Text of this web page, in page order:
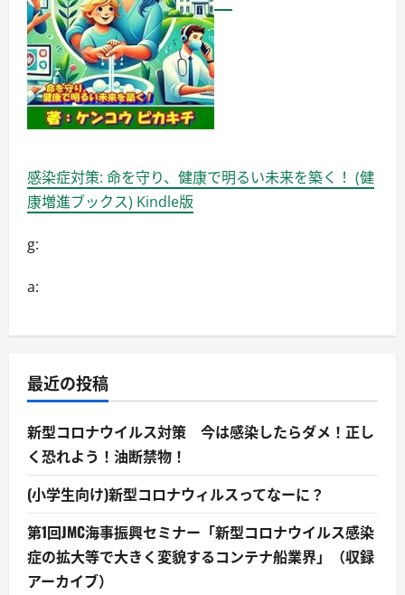
感染症対策: 命を守り、健康で明るい未来を築く！ (健
康増進ブックス) Kindle版
g:
a:
最近の投稿
新型コロナウイルス対策 今は感染したらダメ！正し
く恐れよう！油断禁物！
(小学生向け)新型コロナウィルスってなーに？
第1回JMC海事振興セミナー「新型コロナウイルス感染
症の拡大等で大きく変貌するコンテナ船業界」（収録
アーカイブ）